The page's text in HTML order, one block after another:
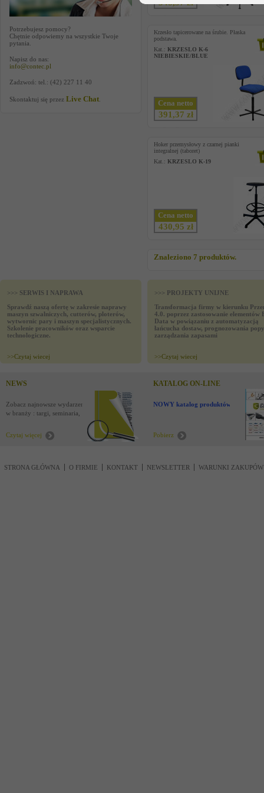
Potrzebujesz pomocy?
Chętnie odpowiemy na wszystkie Twoje
pytania.
Napisz do nas:
info@contec.pl
Zadzwoń: tel.: (42) 227 11 40
Skontaktuj się przez Live Chat
348,57 zł
Krzesło tapicerowane na śrubie. Płaska
podstawa.
Kat.: KRZESLO K-6
NIEBIESKIE/BLUE
Cena netto
391,37 zł
Hoker przemysłowy z czarnej pianki
integralnej (taboret)
Kat.: KRZESLO K-19
Cena netto
430,95 zł
Znaleziono 7 produktów.
>>> SERWIS I NAPRAWA
Sprawdź naszą ofertę w zakresie naprawy
maszyn szwalniczych, cutterów, ploterów,
wytwornic pary i maszyn specjalistycznych.
Szkolenie pracowników oraz wsparcie
technologiczne.
>>Czytaj wiecej
>>> PROJEKTY UNIJNE
Transformacja firmy w kierunku
4.0. poprzez zastosowanie elementów
Data w powiązaniu z automatyzacją
łańcucha dostaw, prognozowania
zarządzania zapasami
>>Czytaj wiecej
NEWS
Zobacz najnowsze wydarzenia
w branży : targi, seminaria,
Czytaj więcej
KATALOG ON-LINE
NOWY katalog produktów !
Pobierz
STRONA GŁÓWNA O FIRMIE KONTAKT NEWSLETTER WARUNKI ZAKUPÓW